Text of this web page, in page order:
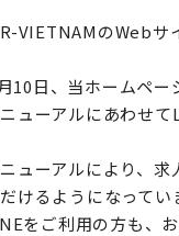
VIETNAMのWebサ
10日、当ホームペー
ューアルにあわせ
ューアルにより、
けるようになってい
をご利用の方も、